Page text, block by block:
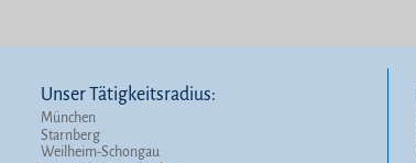
Unser Tätigkeitsradius:
München
Starnberg
Weilheim-Schongau